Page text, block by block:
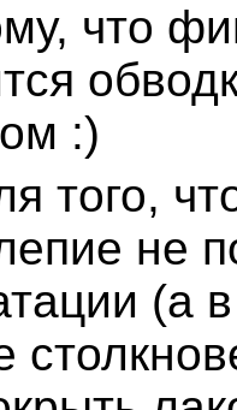
что
:)
того,
не
(а